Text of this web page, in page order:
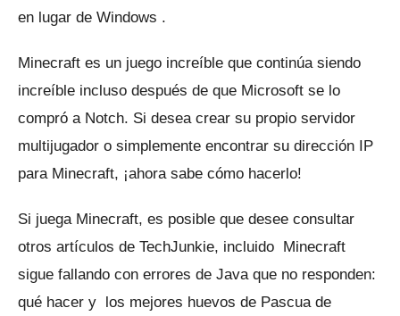
en lugar de Windows .
Minecraft es un juego increíble que continúa siendo
increíble incluso después de que Microsoft se lo
compró a Notch. Si desea crear su propio servidor
multijugador o simplemente encontrar su dirección IP
para Minecraft, ¡ahora sabe cómo hacerlo!
Si juega Minecraft, es posible que desee consultar
otros artículos de TechJunkie, incluido Minecraft
sigue fallando con errores de Java que no responden:
qué hacer y los mejores huevos de Pascua de